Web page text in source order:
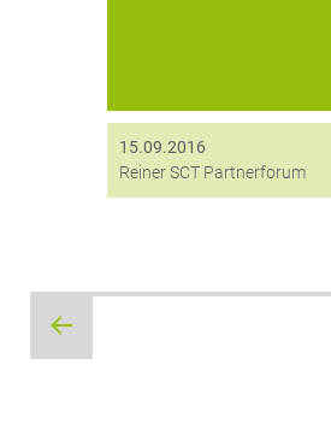
digitronic® als Hersteller
Software Secure...
15.09.2016
Reiner SCT Partnerforum
Beitragsnavigation